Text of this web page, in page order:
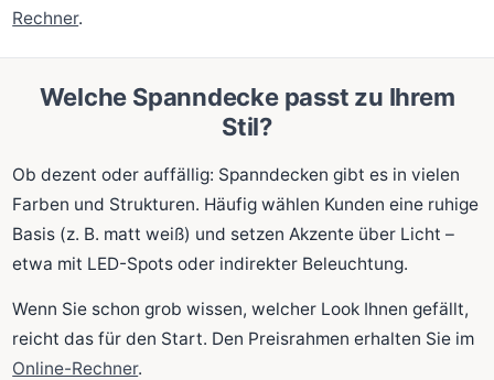
Rechner.
Welche Spanndecke passt zu Ihrem
Stil?
Ob dezent oder auffällig: Spanndecken gibt es in vielen
Farben und Strukturen. Häufig wählen Kunden eine ruhige
Basis (z. B. matt weiß) und setzen Akzente über Licht –
etwa mit LED-Spots oder indirekter Beleuchtung.
Wenn Sie schon grob wissen, welcher Look Ihnen gefällt,
reicht das für den Start. Den Preisrahmen erhalten Sie im
Online-Rechner.